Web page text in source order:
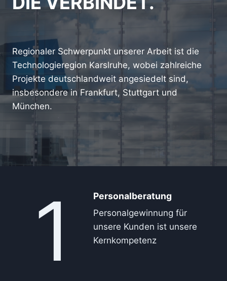
Regionaler Schwerpunkt unserer Arbeit ist die
Technologieregion Karslruhe, wobei zahlreiche
Projekte deutschlandweit angesiedelt sind,
insbesondere in Frankfurt, Stuttgart und
München.
1 Personalberatung
Personalgewinnung für
unsere Kunden ist unsere
Kernkompetenz